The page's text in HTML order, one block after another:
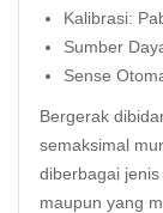
Kalibrasi:
Sumber
Sense
Bergerak
semaksimal
diberbagai
maupun yang